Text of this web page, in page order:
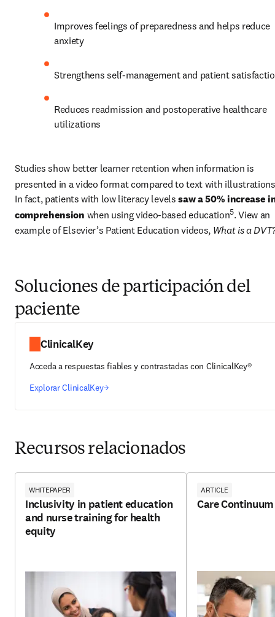
Improves feelings of preparedness and helps reduce
anxiety
Strengthens self-management and patient
Reduces readmission and postoperative healthcare
utilizations
Studies show better learner retention when information is
presented in a video format compared to text with illustrations
In fact, patients with low literacy levels saw a 50% increase
comprehension when using video-based education5. View an
example of Elsevier’s Patient Education videos, What is a
Soluciones de participación del
paciente
ClinicalKey
Acceda a respuestas fiables y contrastadas con ClinicalKey®
Explorar ClinicalKey
Recursos relacionados
WHITEPAPER
Inclusivity in patient education
and nurse training for health
equity
ARTICLE
Care